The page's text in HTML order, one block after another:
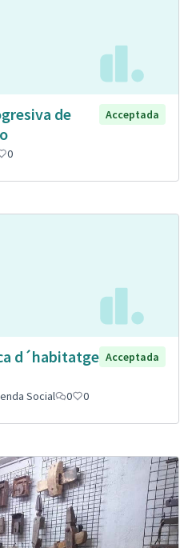
de
Acceptada
0
d´habitatge Acceptada
Social 0 0